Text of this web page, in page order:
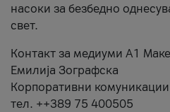
насоки за безбедно
свет.
Контакт за медиуми А1
Емилија Зографска
Корпоративни комуникации
тел. ++389 75 400505